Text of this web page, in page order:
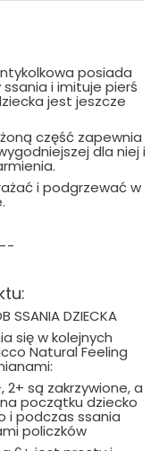
posiada
i imituje pierś
jest jeszcze
część zapewnia
dla niej i
i podgrzewać w
SSANIA DZIECKA
się w kolejnych
Natural Feeling
są zakrzywione, a
początku dziecko
i podczas ssania
policzków